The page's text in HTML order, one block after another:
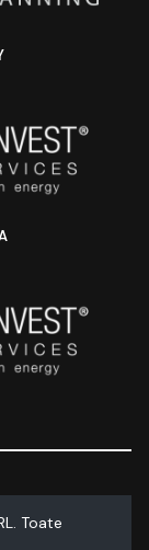
Toate